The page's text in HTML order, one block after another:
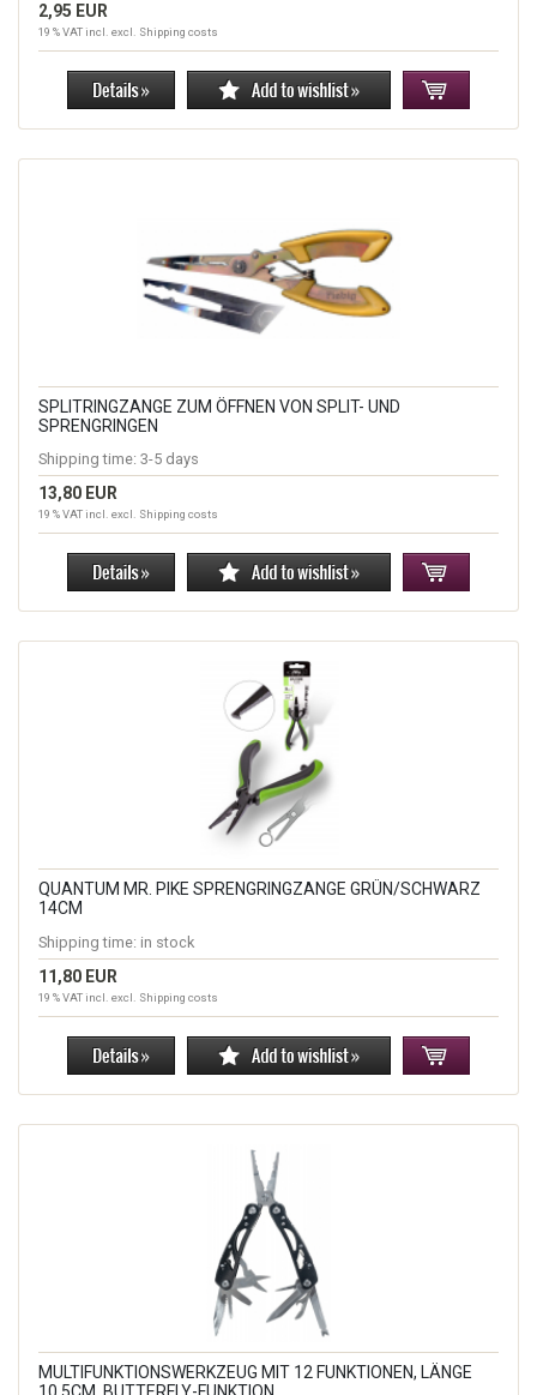
2,95 EUR
19 % VAT incl. excl. Shipping costs
SPLITRINGZANGE ZUM ÖFFNEN VON SPLIT- UND
SPRENGRINGEN
Shipping time: 3-5 days
13,80 EUR
19 % VAT incl. excl. Shipping costs
QUANTUM MR. PIKE SPRENGRINGZANGE GRÜN/SCHWARZ
14CM
Shipping time: in stock
11,80 EUR
19 % VAT incl. excl. Shipping costs
MULTIFUNKTIONSWERKZEUG MIT 12 FUNKTIONEN, LÄNGE